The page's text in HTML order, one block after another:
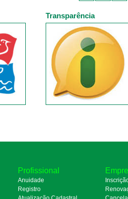
Transparência
Profissional
Anuidade
Registro